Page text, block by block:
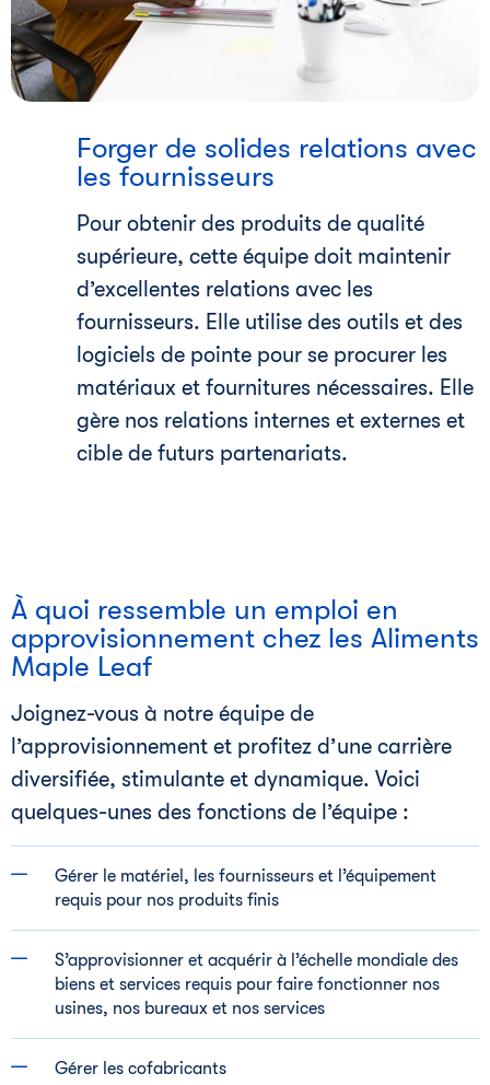
Forger de solides relations avec
les fournisseurs
Pour obtenir des produits de qualité
supérieure, cette équipe doit maintenir
d’excellentes relations avec les
fournisseurs. Elle utilise des outils et des
logiciels de pointe pour se procurer les
matériaux et fournitures nécessaires. Elle
gère nos relations internes et externes et
cible de futurs partenariats.
À quoi ressemble un emploi en
approvisionnement chez les Aliments
Maple Leaf
Joignez-vous à notre équipe de
l’approvisionnement et profitez d’une carrière
diversifiée, stimulante et dynamique. Voici
quelques-unes des fonctions de l’équipe :
Gérer le matériel, les fournisseurs et l’équipement
requis pour nos produits finis
S’approvisionner et acquérir à l’échelle mondiale des
biens et services requis pour faire fonctionner nos
usines, nos bureaux et nos services
Gérer les cofabricants